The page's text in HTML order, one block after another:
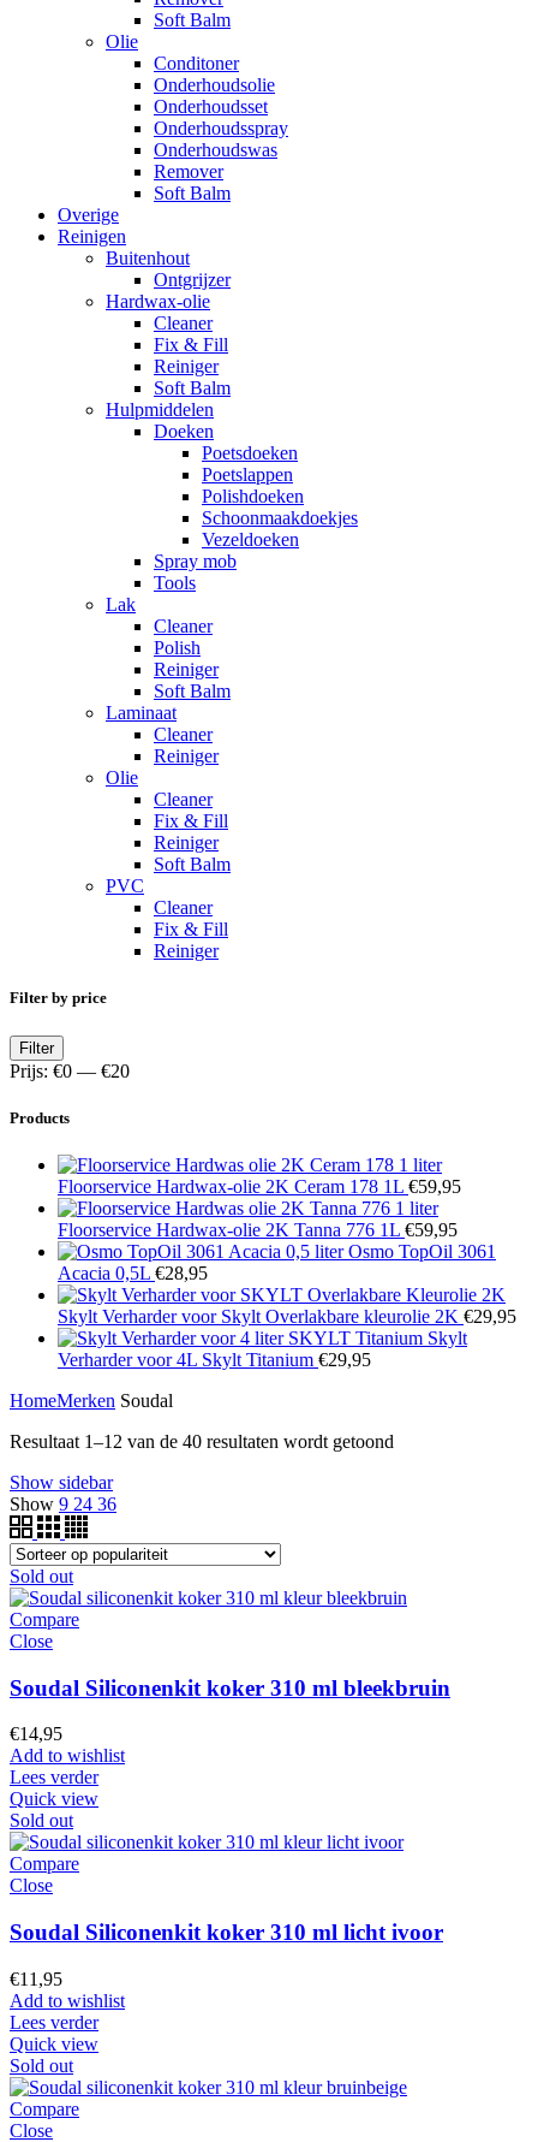
Soft Balm
Olie
Conditoner
Onderhoudsolie
Onderhoudsset
Onderhoudsspray
Onderhoudswas
Remover
Soft Balm
Overige
Reinigen
Buitenhout
Ontgrijzer
Hardwax-olie
Cleaner
Fix & Fill
Reiniger
Soft Balm
Hulpmiddelen
Doeken
Poetsdoeken
Poetslappen
Polishdoeken
Schoonmaakdoekjes
Vezeldoeken
Spray mob
Tools
Lak
Cleaner
Polish
Reiniger
Soft Balm
Laminaat
Cleaner
Reiniger
Olie
Cleaner
Fix & Fill
Reiniger
Soft Balm
PVC
Cleaner
Fix & Fill
Reiniger
Filter by price
Min.
prijs
Max.
prijs
Filter
Prijs: €0 — €20
Products
Floorservice Hardwax-olie 2K Ceram 178 1L €59,95
Floorservice Hardwax-olie 2K Tanna 776 1L €59,95
Osmo TopOil 3061
Acacia 0,5L €28,95
Skylt Verharder voor Skylt Overlakbare kleurolie 2K €29,95
Skylt
Verharder voor 4L Skylt Titanium €29,95
HomeMerken Soudal
Resultaat 1–12 van de 40 resultaten wordt getoond
Show sidebar
Show 9 24 36
Sold out
Compare
Close
Soudal Siliconenkit koker 310 ml bleekbruin
€14,95
Add to wishlist
Lees verder
Quick view
Sold out
Compare
Close
Soudal Siliconenkit koker 310 ml licht ivoor
€11,95
Add to wishlist
Lees verder
Quick view
Sold out
Compare
Close